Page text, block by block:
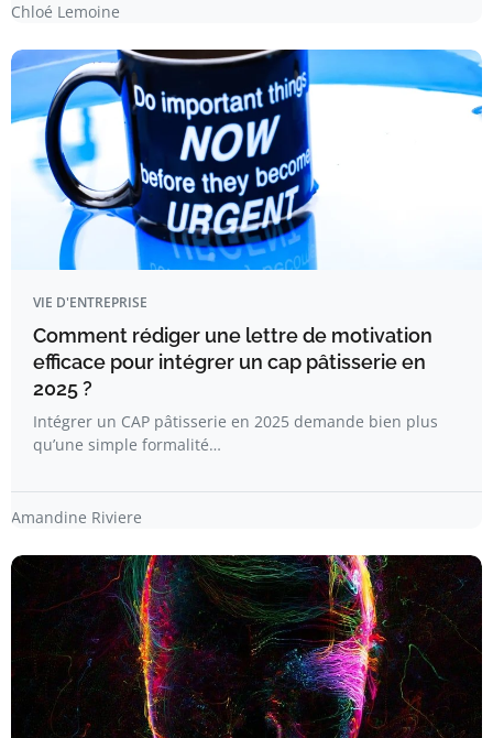
Chloé Lemoine
VIE D'ENTREPRISE
Comment rédiger une lettre de motivation
efficace pour intégrer un cap pâtisserie en
2025 ?
Intégrer un CAP pâtisserie en 2025 demande bien plus
qu’une simple formalité…
Amandine Riviere